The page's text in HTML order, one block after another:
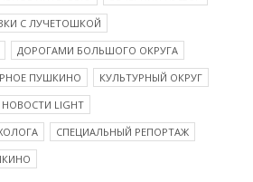
С ЛУЧЕТОШКОЙ
ДОРОГАМИ БОЛЬШОГО ОКРУГА
ПУШКИНО
КУЛЬТУРНЫЙ ОКРУГ
НОВОСТИ LIGHT
СПЕЦИАЛЬНЫЙ РЕПОРТАЖ